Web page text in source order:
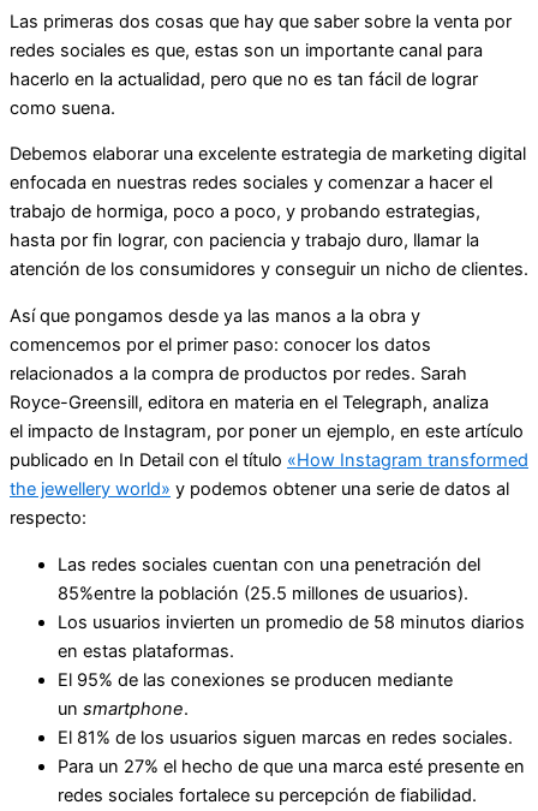
Las primeras dos cosas que hay que saber sobre la venta por
redes sociales es que, estas son un importante canal para
hacerlo en la actualidad, pero que no es tan fácil de lograr
como suena.
Debemos elaborar una excelente estrategia de marketing digital
enfocada en nuestras redes sociales y comenzar a hacer el
trabajo de hormiga, poco a poco, y probando estrategias,
hasta por fin lograr, con paciencia y trabajo duro, llamar la
atención de los consumidores y conseguir un nicho de clientes.
Así que pongamos desde ya las manos a la obra y
comencemos por el primer paso: conocer los datos
relacionados a la compra de productos por redes. Sarah
Royce-Greensill, editora en materia en el Telegraph, analiza
el impacto de Instagram, por poner un ejemplo, en este artículo
publicado en In Detail con el título «How Instagram transformed
the jewellery world» y podemos obtener una serie de datos al
respecto:
Las redes sociales cuentan con una penetración del
85%entre la población (25.5 millones de usuarios).
Los usuarios invierten un promedio de 58 minutos diarios
en estas plataformas.
El 95% de las conexiones se producen mediante
un smartphone.
El 81% de los usuarios siguen marcas en redes sociales.
Para un 27% el hecho de que una marca esté presente en
redes sociales fortalece su percepción de fiabilidad.